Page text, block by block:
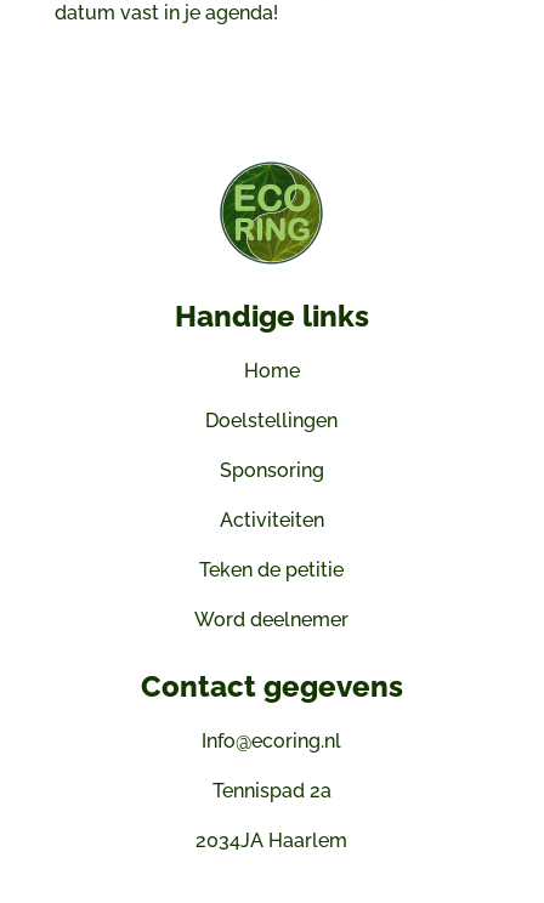
datum vast in je agenda!
Handige links
Home
Doelstellingen
Sponsoring
Activiteiten
Teken de petitie
Word deelnemer
Contact gegevens
Info@ecoring.nl
Tennispad 2a
2034JA Haarlem